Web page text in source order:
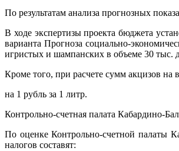
По результатам анализа прогнозных
В ходе экспертизы проекта бюджета
варианта Прогноза социально-
игристых и шампанских в объеме 30 тыс.
Кроме того, при расчете сумм акцизов
на 1 рубль за 1 литр.
Контрольно-счетная палата Кабардино-
По оценке Контрольно-счетной палаты
налогов составят: